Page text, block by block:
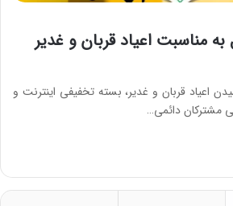
به مناسبت اعیاد قربان و غدیر
اعیاد قربان و غدیر، بسته تخفیفی اینترنت و
مشترکان دائمی…